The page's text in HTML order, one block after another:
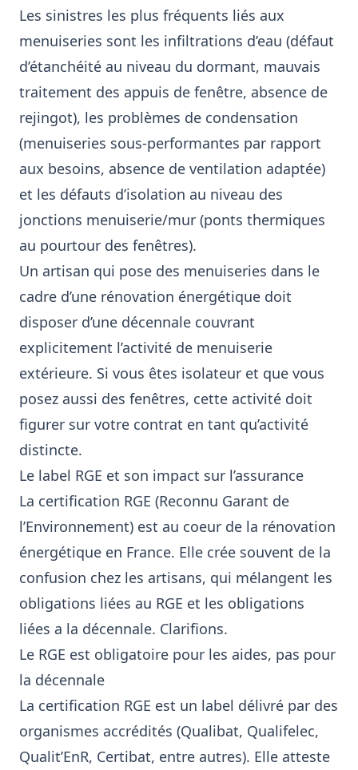
Les sinistres les plus fréquents liés aux
menuiseries sont les infiltrations d’eau (défaut
d’étanchéité au niveau du dormant, mauvais
traitement des appuis de fenêtre, absence de
rejingot), les problèmes de condensation
(menuiseries sous-performantes par rapport
aux besoins, absence de ventilation adaptée)
et les défauts d’isolation au niveau des
jonctions menuiserie/mur (ponts thermiques
au pourtour des fenêtres).
Un artisan qui pose des menuiseries dans le
cadre d’une rénovation énergétique doit
disposer d’une décennale couvrant
explicitement l’activité de menuiserie
extérieure. Si vous êtes isolateur et que vous
posez aussi des fenêtres, cette activité doit
figurer sur votre contrat en tant qu’activité
distincte.
Le label RGE et son impact sur l’assurance
La certification RGE (Reconnu Garant de
l’Environnement) est au coeur de la rénovation
énergétique en France. Elle crée souvent de la
confusion chez les artisans, qui mélangent les
obligations liées au RGE et les obligations
liées a la décennale. Clarifions.
Le RGE est obligatoire pour les aides, pas pour
la décennale
La certification RGE est un label délivré par des
organismes accrédités (Qualibat, Qualifelec,
Qualit’EnR, Certibat, entre autres). Elle atteste